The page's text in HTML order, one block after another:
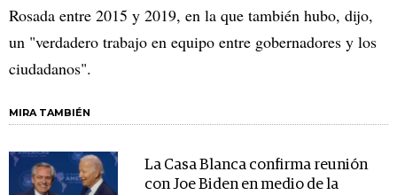
Rosada entre 2015 y 2019, en la que también hubo, dijo,
un "verdadero trabajo en equipo entre gobernadores y los
ciudadanos".
MIRA TAMBIÉN
La Casa Blanca confirma reunión
con Joe Biden en medio de la